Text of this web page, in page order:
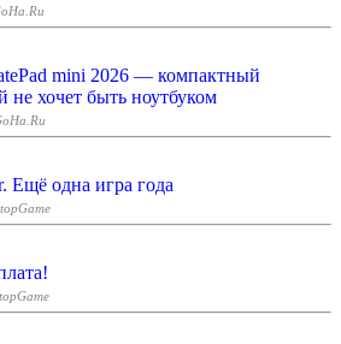
mini 2026 — компактный
не хочет быть ноутбуком
Ещё одна игра года